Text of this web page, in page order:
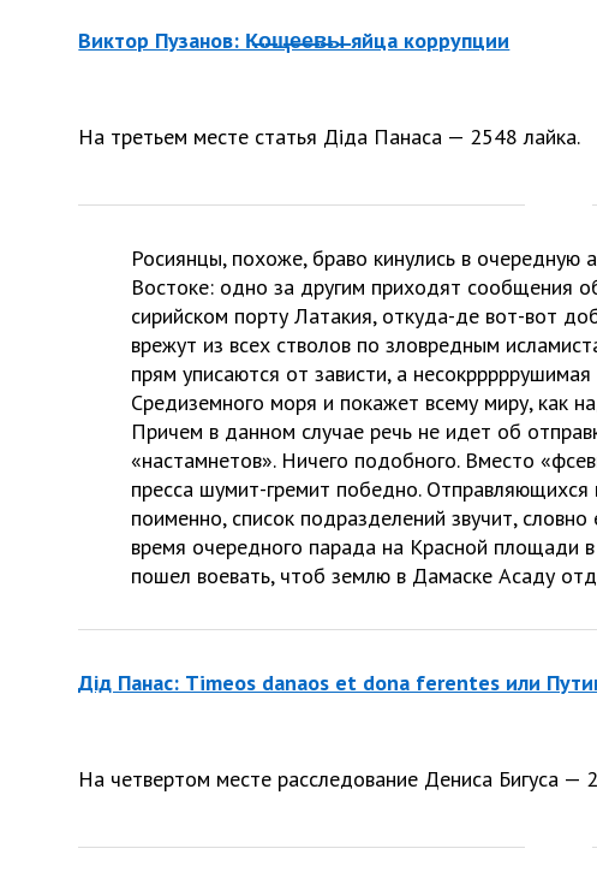
Виктор Пузанов: К̶о̶щ̶е̶е̶в̶ы̶ яйца коррупции
На третьем месте статья Діда Панаса — 2548 лайка.
Росиянцы, похоже, браво кинулись в очередную
Востоке: одно за другим приходят сообщения
сирийском порту Латакия, откуда-де вот-вот
врежут из всех стволов по зловредным
прям уписаются от зависти, а
Средиземного моря и покажет всему миру, как
Причем в данном случае речь не идет об
«настамнетов». Ничего подобного. Вместо
пресса шумит-гремит победно.
поименно, список подразделений звучит,
время очередного парада на Красной площади
пошел воевать, чтоб землю в Дамаске Асаду
Дід Панас: Timeos danaos et dona ferentes или
На четвертом месте расследование Дениса Бигуса —